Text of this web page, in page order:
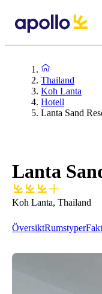
Thailand
Koh Lanta
Hotell
Lanta Sand
Lanta
Koh Lanta, Thailand
ÖversiktRumstyper